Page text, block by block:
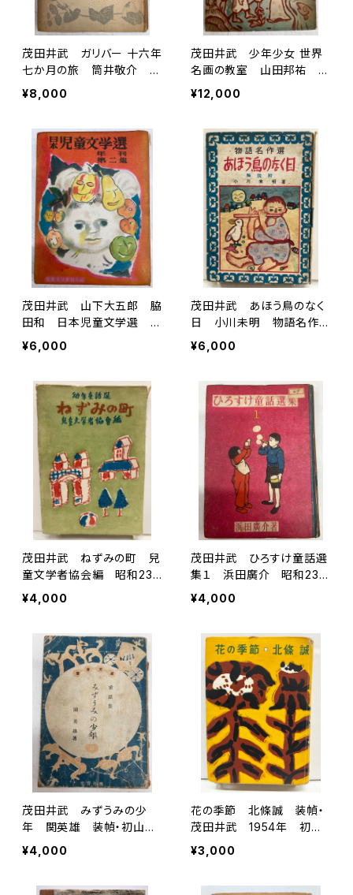
茂田井武 ガリバー 十六年
七か月の旅 筒井敬介 大
雅堂世界少年文学選集 昭
和23年（1948） 大雅堂
¥8,000
茂田井武 少年少女 世界
名画の教室 山田邦祐 昭
和26年（1951） 初版 研
究社
¥12,000
茂田井武 山下大五郎 脇
田和 日本児童文学選 年
刊第二集 児童文学者協会
編 昭和25年（1950） 初
¥6,000
茂田井武 あほう鳥のなく
日 小川未明 物語名作
選 昭和26年（1951） 初
版 カバーなし 泰光堂
¥6,000
茂田井武 ねずみの町 兒
童文学者協会編 昭和23
年 川流堂書房刊
¥4,000
茂田井武 ひろすけ童話選
集１ 浜田廣介 昭和23
年 初版 大日本雄弁会講
談社刊
¥4,000
茂田井武 みずうみの少
年 関英雄 装幀・初山
滋 昭和22年 愛育社刊
¥4,000
花の季節 北條誠 装幀・
茂田井武 1954年 初
版 東京文藝社
¥3,000